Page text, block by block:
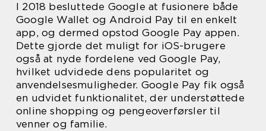
I 2018 besluttede Google at fusionere både
Google Wallet og Android Pay til en enkelt
app, og dermed opstod Google Pay appen.
Dette gjorde det muligt for iOS-brugere
også at nyde fordelene ved Google Pay,
hvilket udvidede dens popularitet og
anvendelsesmuligheder. Google Pay fik også
en udvidet funktionalitet, der understøttede
online shopping og pengeoverførsler til
venner og familie.